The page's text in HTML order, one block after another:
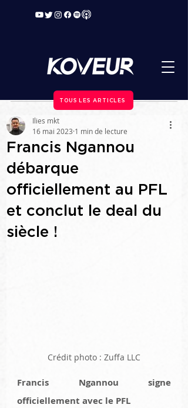
TOUS LES ARTICLES
Francis Ngannou
débarque
officiellement au PFL
et conclut le deal du
siècle !
Ilies mkt
16 mai 2023 1 min de lecture
Crédit photo : Zuffa LLC
Francis Ngannou signe
officiellement avec le PFL